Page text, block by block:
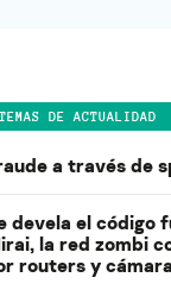
TEMAS DE ACTUALIDAD
a través de
devela el código
la red zombi
routers y